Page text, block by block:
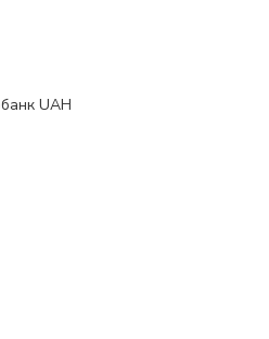
UAH